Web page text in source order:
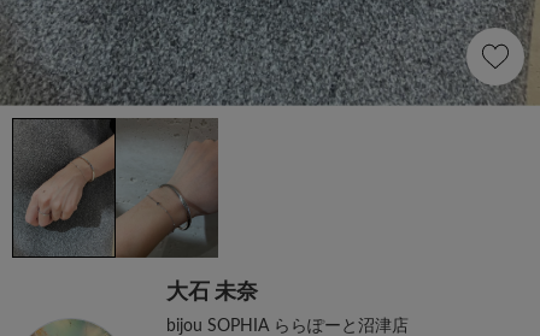
大石 未奈
bijou SOPHIA ららぽーと沼津店